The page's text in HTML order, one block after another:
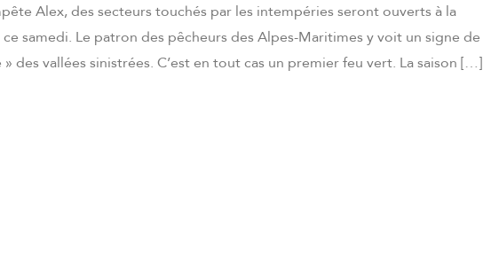
Alex, des secteurs touchés par les intempéries seront ouverts à la
samedi. Le patron des pêcheurs des Alpes-Maritimes y voit un signe de
des vallées sinistrées. C’est en tout cas un premier feu vert. La saison […]